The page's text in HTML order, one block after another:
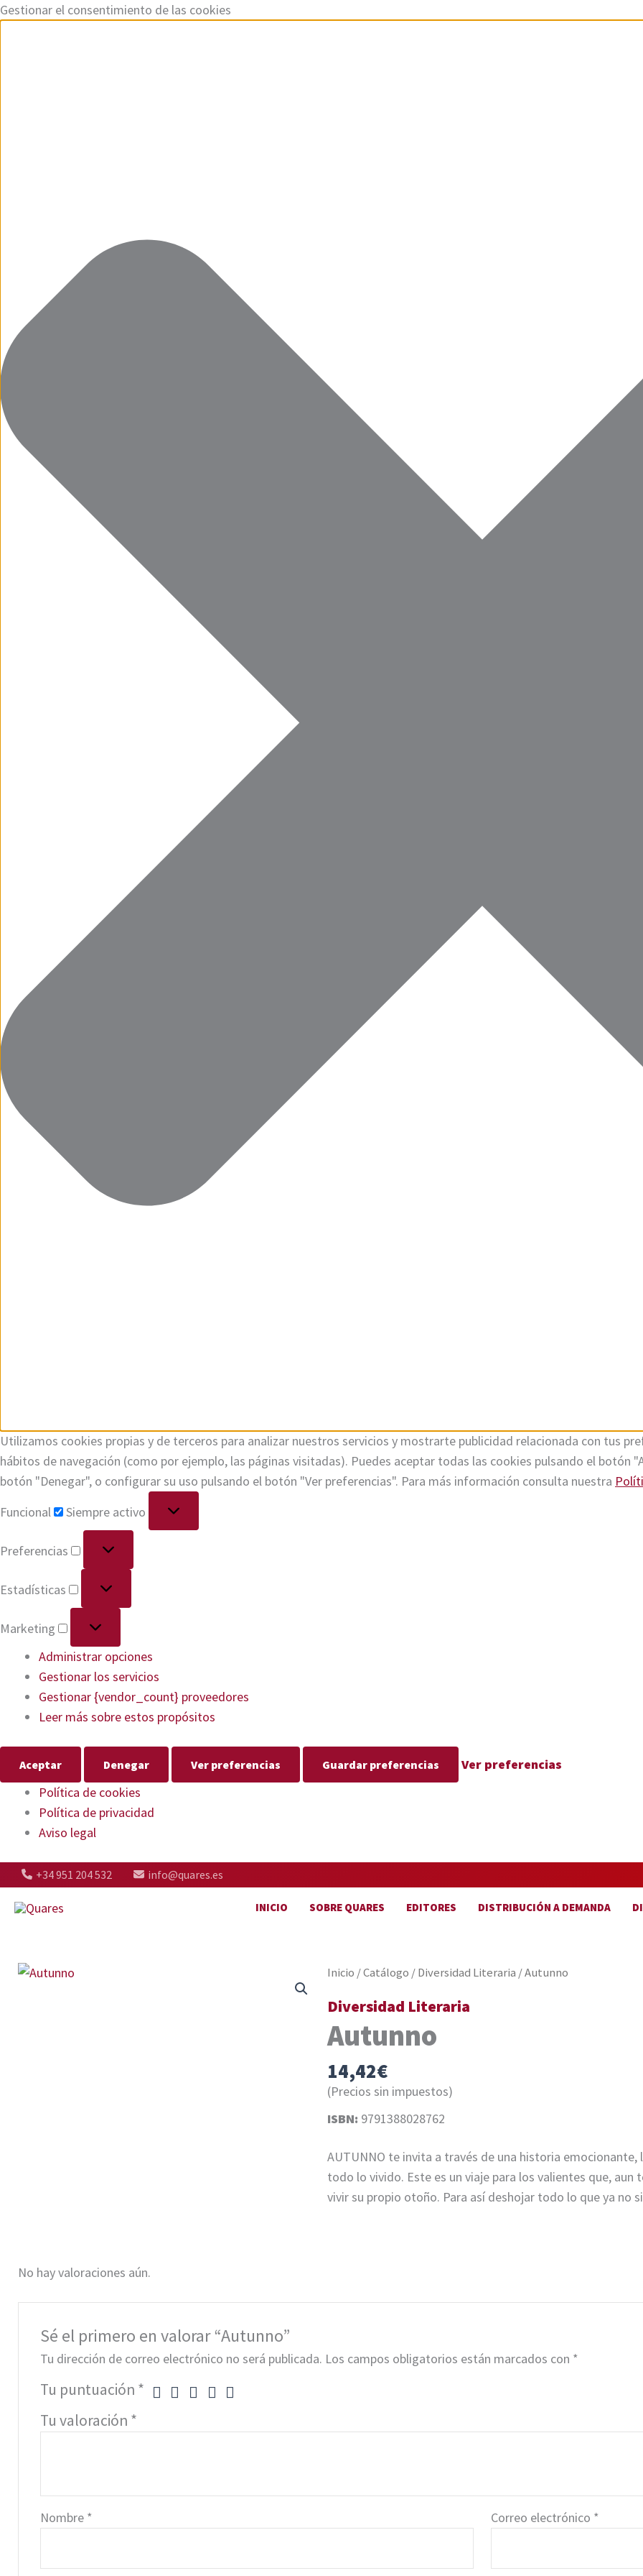
Gestionar el consentimiento de las cookies
Utilizamos cookies propias y de terceros para analizar nuestros servicios y mostrarte publicidad relacionada con tus
hábitos de navegación (como por ejemplo, las páginas visitadas). Puedes aceptar todas las cookies pulsando el botón
botón "Denegar", o configurar su uso pulsando el botón "Ver preferencias". Para más información consulta nuestra
Funcional
Funcional
Siempre activo
Preferencias
Preferencias
Estadísticas
Estadísticas
Marketing
Marketing
Administrar opciones
Gestionar los servicios
Gestionar {vendor_count} proveedores
Leer más sobre estos propósitos
Aceptar Denegar Ver preferencias Guardar preferencias
Ver preferencias
Política de cookies
Política de privacidad
Aviso legal
Ir
+34 951 204 532 info@quares.es
INICIO SOBRE QUARES EDITORES DISTRIBUCIÓN A DEMANDA
Inicio /Catálogo /Diversidad Literaria / Autunno
Diversidad Literaria
Autunno
14,42€
(Precios sin impuestos)
ISBN: 9791388028762
AUTUNNO te invita a través de una historia
todo lo vivido. Este es un viaje para los valientes que,
vivir su propio otoño. Para así deshojar todo lo que ya no
No hay valoraciones aún.
Sé el primero en valorar “Autunno”
Tu dirección de correo electrónico no será publicada. Los campos obligatorios están marcados con *
Tu puntuación *
Tu valoración *
Nombre * Correo electrónico *